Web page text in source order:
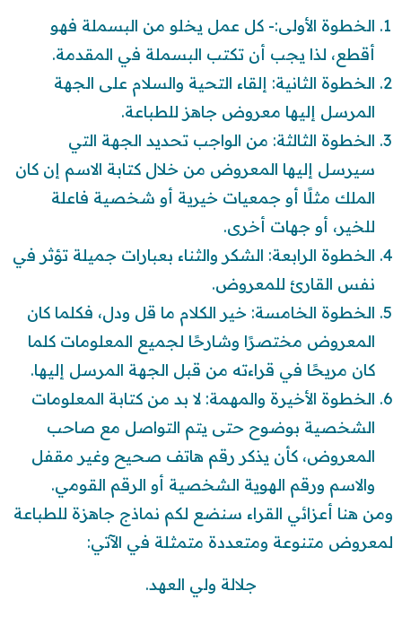
الخطوة الأولى:- كل عمل يخلو من البسملة فهو
أقطع، لذا يجب أن تكتب البسملة في المقدمة.
الخطوة الثانية: إلقاء التحية والسلام على الجهة
المرسل إليها معروض جاهز للطباعة.
الخطوة الثالثة: من الواجب تحديد الجهة التي
سيرسل إليها المعروض من خلال كتابة الاسم إن كان
الملك مثلًا أو جمعيات خيرية أو شخصية فاعلة
للخير، أو جهات أخرى.
الخطوة الرابعة: الشكر والثناء بعبارات جميلة تؤثر في
نفس القارئ للمعروض.
الخطوة الخامسة: خير الكلام ما قل ودل، فكلما كان
المعروض مختصرًا وشارحًا لجميع المعلومات كلما
كان مريحًا في قراءته من قبل الجهة المرسل إليها.
الخطوة الأخيرة والمهمة: لا بد من كتابة المعلومات
الشخصية بوضوح حتى يتم التواصل مع صاحب
المعروض، كأن يذكر رقم هاتف صحيح وغير مقفل
والاسم ورقم الهوية الشخصية أو الرقم القومي.
ومن هنا أعزائي القراء سنضع لكم نماذج جاهزة للطباعة
لمعروض متنوعة ومتعددة متمثلة في الآتي:
جلالة ولي العهد.